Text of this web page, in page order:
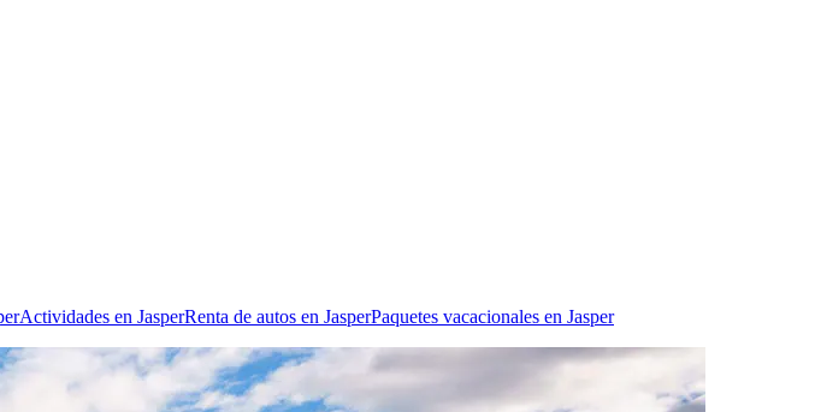
Actividades en JasperRenta de autos en JasperPaquetes vacacionales en Jasper